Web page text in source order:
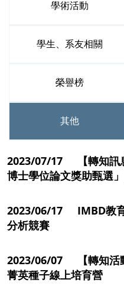
學術活動
學生、系友相關
榮譽榜
其他
2023/07/17 【轉知訊
博士學位論文獎助甄選
2023/06/17 IMBD教育
分析競賽
2023/06/07 【轉知活
菁英種子線上培育營